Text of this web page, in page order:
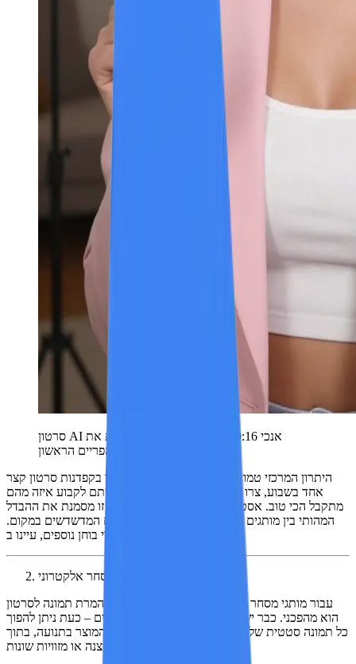
סרטון AI אנכי 9:16 – איכות קולנועית שתופסת את
היתרון המרכזי טמון בנפח התפוקה. במקום ליצור בקפדנות סרטון קצר
אחד בשבוע, צרו עשרה וריאנטים ותנו לאלגוריתם לקבוע איזה מהם
מתקבל הכי טוב. אסטרטגיית תוכן מבוססת נתונים זו מסמנת את ההבדל
המהותי בין מותגים המכוונים לצמיחה לבין מותגים המדשדשים במקום.
למקרי בוחן נוספים, עיינו ב
תצוגות מוצרים וסרטוני מסחר אלקטרוני
עבור מותגי מסחר אלקטרוני, תהליך העבודה של המרת תמונה לסרטון
הוא מהפכני. כבר יש ברשותכם תמונות של המוצרים – כעת ניתן להפוך
כל תמונה סטטית של מוצר לסרטון דינמי המציג את המוצר בתנועה, בתוך